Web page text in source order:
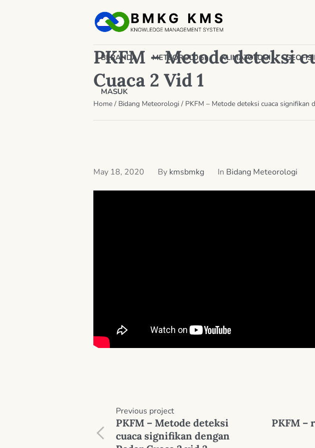
BERANDA METEOROLOGI KLIMATOLOGI
MASUK
PKFM – Metode deteksi
Cuaca 2 Vid 1
Home / Bidang Meteorologi / PKFM – Metode deteksi cuaca signifikan
May 18, 2020 By kmsbmkg In Bidang Meteorologi
Previous project
PKFM – Metode deteksi
cuaca signifikan dengan
PKFM –